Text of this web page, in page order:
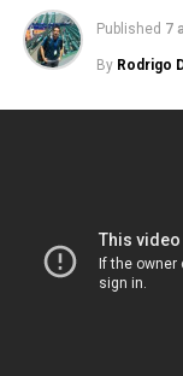
Published 7
By Rodrigo